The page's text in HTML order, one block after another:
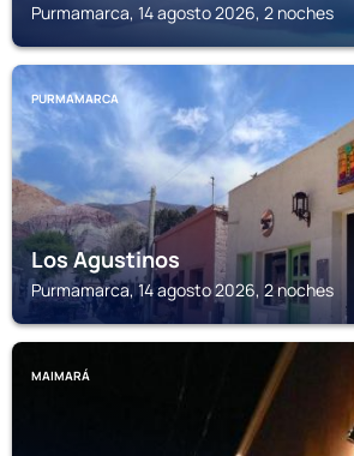
Purmamarca, 14 agosto 2026, 2 noches
PURMAMARCA
Los Agustinos
Purmamarca, 14 agosto 2026, 2 noches
MAIMARÁ